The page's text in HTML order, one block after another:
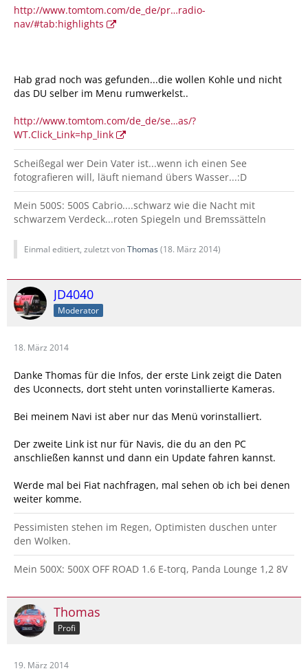
http://www.tomtom.com/de_de/pr…radio-
nav/#tab:highlights
Hab grad noch was gefunden...die wollen Kohle und nicht
das DU selber im Menu rumwerkelst..
http://www.tomtom.com/de_de/se…as/?
WT.Click_Link=hp_link
Scheißegal wer Dein Vater ist...wenn ich einen See
fotografieren will, läuft niemand übers Wasser...:D
Mein 500S: 500S Cabrio....schwarz wie die Nacht mit
schwarzem Verdeck...roten Spiegeln und Bremssätteln
Einmal editiert, zuletzt vonThomas(18. März 2014)
JD4040
Moderator
18. März 2014
Danke Thomas für die Infos, der erste Link zeigt die Daten
des Uconnects, dort steht unten vorinstallierte Kameras.
Bei meinem Navi ist aber nur das Menü vorinstalliert.
Der zweite Link ist nur für Navis, die du an den PC
anschließen kannst und dann ein Update fahren kannst.
Werde mal bei Fiat nachfragen, mal sehen ob ich bei denen
weiter komme.
Pessimisten stehen im Regen, Optimisten duschen unter
den Wolken.
Mein 500X: 500X OFF ROAD 1.6 E-torq, Panda Lounge 1,2 8V
Thomas
Profi
19. März 2014